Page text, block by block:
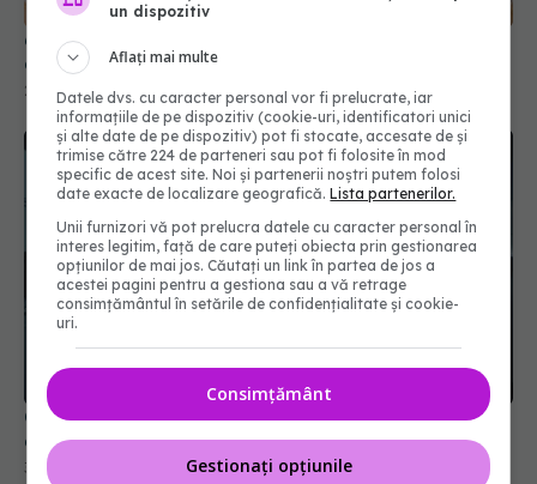
6 nutrienți pe care îi ignorăm după 30 de ani și de
ce organismul are nevoie de ei
20 iul 2026, 12:09
Cseke Attila, anunț de ultimă oră despre spitalele
din țară
31 iul 2026, 10:31
un dispozitiv
Aflați mai multe
Datele dvs. cu caracter personal vor fi prelucrate, iar
informațiile de pe dispozitiv (cookie-uri, identificatori unici
și alte date de pe dispozitiv) pot fi stocate, accesate de și
trimise către 224 de parteneri sau pot fi folosite în mod
specific de acest site. Noi și partenerii noștri putem folosi
date exacte de localizare geografică.Lista partenerilor.
Unii furnizori vă pot prelucra datele cu caracter personal în
interes legitim, față de care puteți obiecta prin gestionarea
opțiunilor de mai jos. Căutați un link în partea de jos a
acestei pagini pentru a gestiona sau a vă retrage
consimțământul în setările de confidențialitate și cookie-
uri.
Consimțământ
Gestionați opțiunile